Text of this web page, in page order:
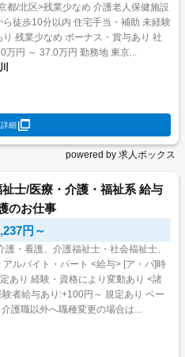
残業少なめ ボーナス・賞与あり 社
会保険完備 交通費支給 給料 月収 25.0万円 ～ 37.0万円 勤務地 東京...
細
powered by 求人ボックス
士/医療・介護・福祉系 給与
のお仕事
円～
護・看護、介護福祉士・社会福祉士、
り:+100円～ 規定あり ベー
スアップ等支援加算を含む 変動あり 介護職以外へ職種変更の場合は...